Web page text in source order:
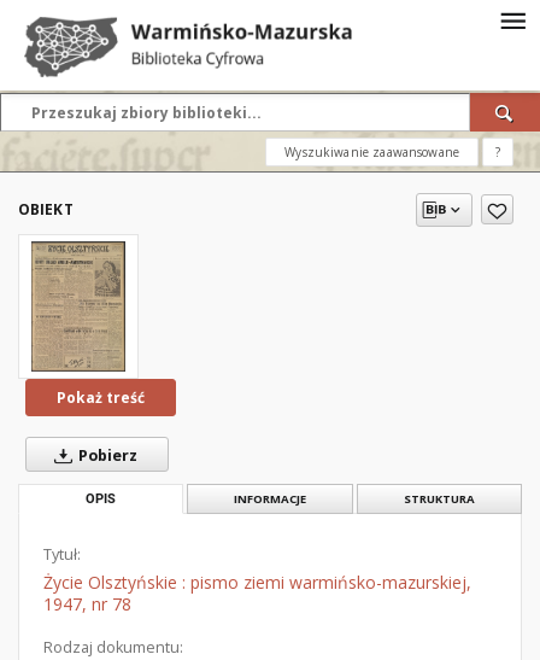
Wyszukiwanie zaawansowane ?
OBIEKT
Pokaż treść
Pobierz
OPIS INFORMACJE STRUKTURA
Tytuł:
Życie Olsztyńskie : pismo ziemi warmińsko-mazurskiej,
1947, nr 78
Rodzaj dokumentu: